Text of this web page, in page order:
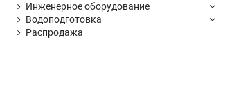
Инженерное оборудование
Водоподготовка
Распродажа